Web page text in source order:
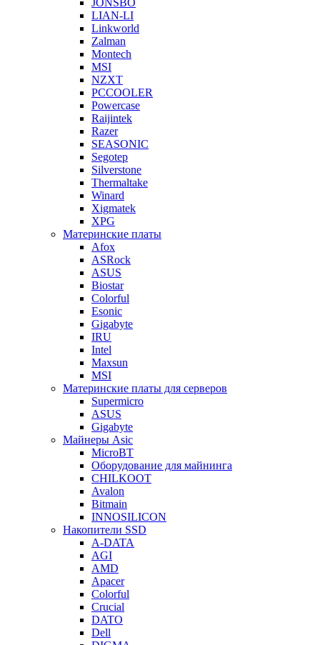
JONSBO
LIAN-LI
Linkworld
Zalman
Montech
MSI
NZXT
PCCOOLER
Powercase
Raijintek
Razer
SEASONIC
Segotep
Silverstone
Thermaltake
Winard
Xigmatek
XPG
Материнские платы
Afox
ASRock
ASUS
Biostar
Colorful
Esonic
Gigabyte
IRU
Intel
Maxsun
MSI
Материнские платы для серверов
Supermicro
ASUS
Gigabyte
Майнеры Asic
MicroBT
Оборудование для майнинга
CHILKOOT
Avalon
Bitmain
INNOSILICON
Накопители SSD
A-DATA
AGI
AMD
Apacer
Colorful
Crucial
DATO
Dell